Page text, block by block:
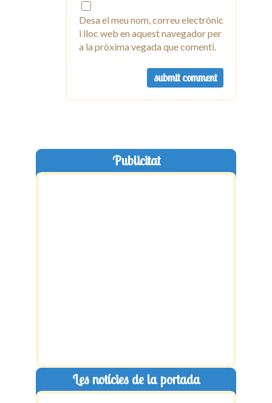
Desa el meu nom, correu electrònic
i lloc web en aquest navegador per
a la pròxima vegada que comenti.
Publicitat
Les notícies de la portada